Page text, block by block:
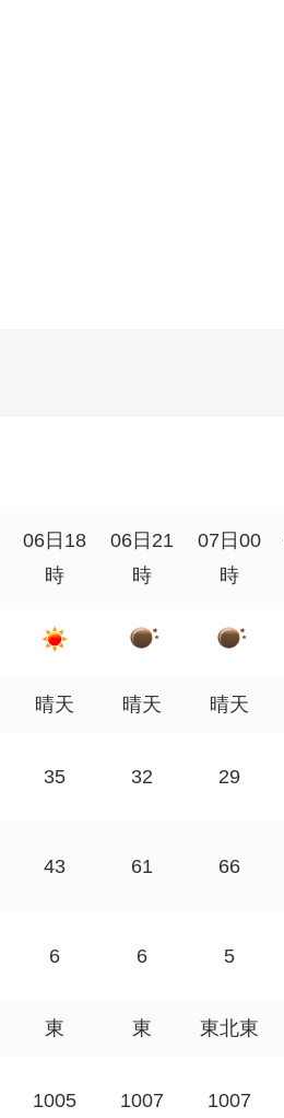
06日18
時
06日21
時
07日00
時
晴天 晴天 晴天
35 32 29
43 61 66
6 6 5
東 東 東北東
1005 1007 1007